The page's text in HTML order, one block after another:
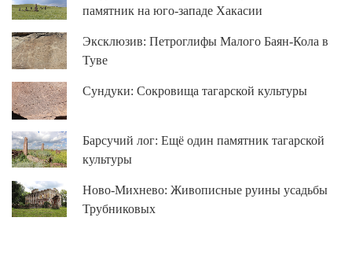
памятник на юго-западе Хакасии
Эксклюзив: Петроглифы Малого Баян-Кола в
Туве
Сундуки: Сокровища тагарской культуры
Барсучий лог: Ещё один памятник тагарской
культуры
Ново-Михнево: Живописные руины усадьбы
Трубниковых